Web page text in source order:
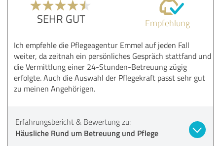
SEHR GUT Empfehlung
Ich empfehle die Pflegeagentur Emmel auf jeden Fall
weiter, da zeitnah ein persönliches Gespräch stattfand und
die Vermittlung einer 24-Stunden-Betreuung zügig
erfolgte. Auch die Auswahl der Pflegekraft passt sehr gut
zu meinen Angehörigen.
Erfahrungsbericht & Bewertung zu:
Häusliche Rund um Betreuung und Pflege